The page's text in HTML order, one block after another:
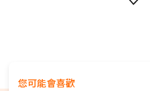
電動自走吸頭 省力更高效
您可能會喜歡